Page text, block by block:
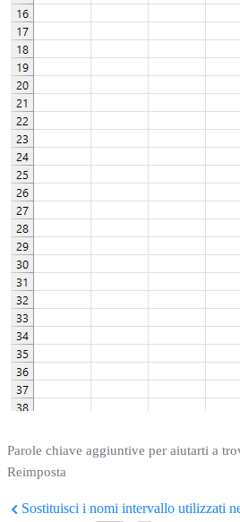
Parole chiave aggiuntive per aiutarti a
Reimposta
Sostituisci i nomi intervallo utilizzati